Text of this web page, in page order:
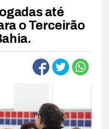
até
o Terceirão